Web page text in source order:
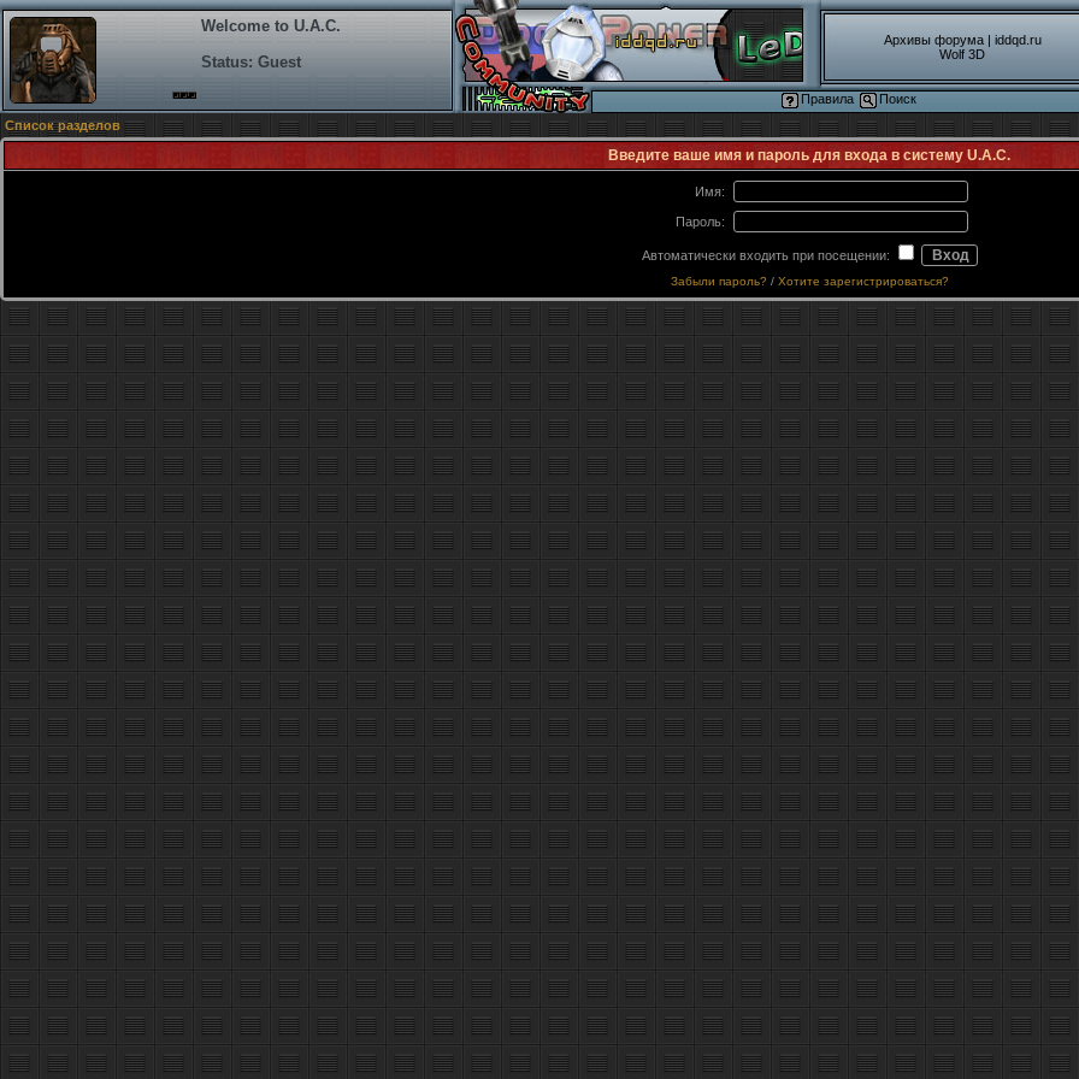
Welcome to U.A.C.
Status: Guest
Архивы форума| iddqd.ru
Wolf 3D
Правила
Поиск
Список разделов
Введите ваше имя и пароль для входа в систему U.A.C.
Имя:
Пароль:
Автоматически входить при посещении:
Забыли пароль? / Хотите зарегистрироваться?